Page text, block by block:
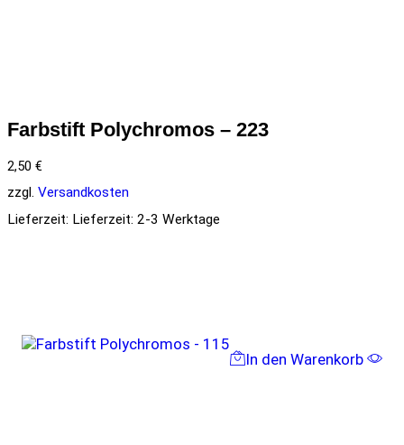
Farbstift Polychromos – 223
2,50 €
zzgl. Versandkosten
Lieferzeit: Lieferzeit: 2-3 Werktage
In den Warenkorb